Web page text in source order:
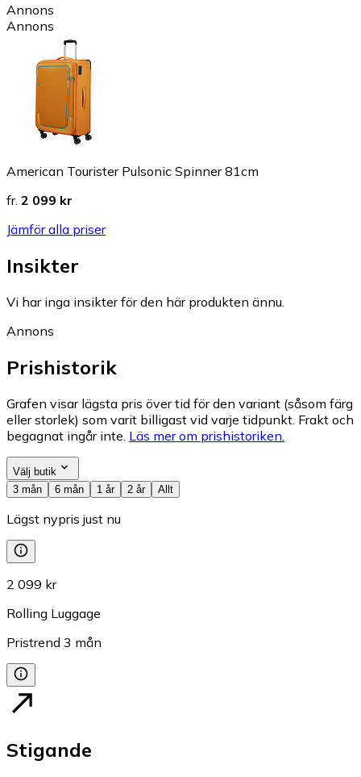
Annons
Annons
American Tourister Pulsonic Spinner 81cm
fr. 2 099 kr
Jämför alla priser
Insikter
Vi har inga insikter för den här produkten ännu.
Annons
Prishistorik
Grafen visar lägsta pris över tid för den variant (såsom färg
eller storlek) som varit billigast vid varje tidpunkt. Frakt och
begagnat ingår inte. Läs mer om prishistoriken.
Välj butik
3 mån
6 mån 1 år 2 år Allt
Lägst nypris just nu
2 099 kr
Rolling Luggage
Pristrend 3 mån
Stigande